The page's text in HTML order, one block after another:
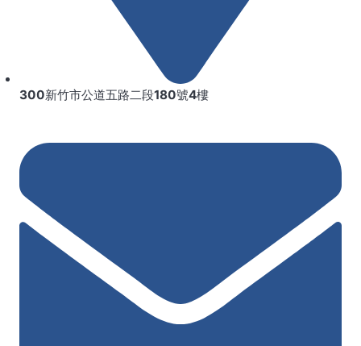
300新竹市公道五路二段180號4樓